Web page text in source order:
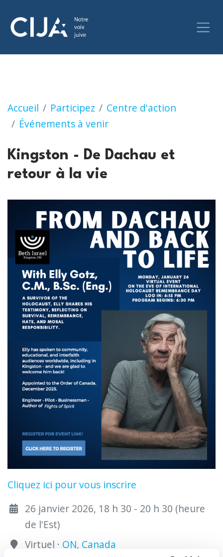
Accueil Participez
Centre d'action
Événements à venir
Kingston - De Dachau et retour à la vie
Kingston - De Dachau et
retour à la vie
Cliquez ici pour vous inscrire
26 janvier 2026, 18 h 30 - 20 h 30 (heure
de l'Est)
Virtuel · ON, Canada